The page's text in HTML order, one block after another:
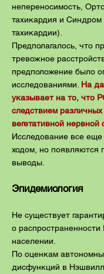
непереносимость,
тахикардия и Синдром
тахикардии).
Предполагалось, что
тревожное
предположение было
исследованиями. На
указывает на то, что
следствием
вегетативной нервной
Исследование все
ходом, но появляются
выводы.
Эпидемиология
Не существует
о
населении.
По оценкам
дисфункций в